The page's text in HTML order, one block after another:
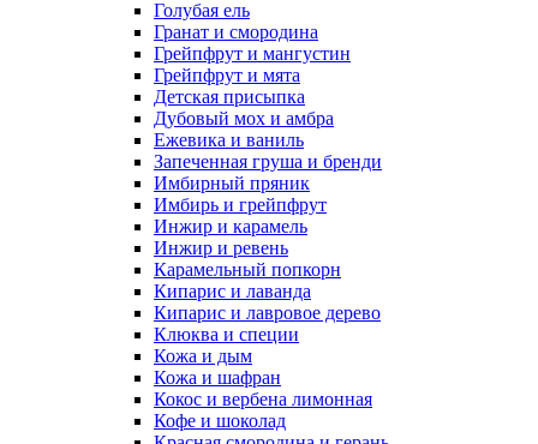
Голубая ель
Гранат и смородина
Грейпфрут и мангустин
Грейпфрут и мята
Детская присыпка
Дубовый мох и амбра
Ежевика и ваниль
Запеченная груша и бренди
Имбирный пряник
Имбирь и грейпфрут
Инжир и карамель
Инжир и ревень
Карамельный попкорн
Кипарис и лаванда
Кипарис и лавровое дерево
Клюква и специи
Кожа и дым
Кожа и шафран
Кокос и вербена лимонная
Кофе и шоколад